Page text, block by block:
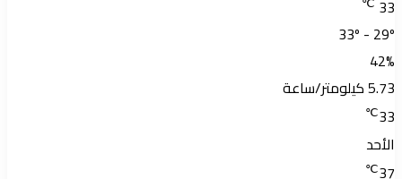
33
33º - 29º
42%
5.73 كيلومتر/ساعة
33
℃
الأحد
37
℃